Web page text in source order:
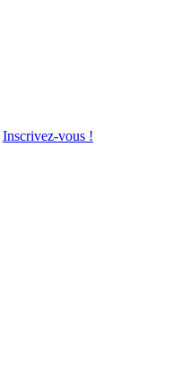
Inscrivez-vous !